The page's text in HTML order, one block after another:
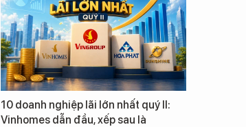
10 doanh nghiệp lãi lớn nhất quý II:
Vinhomes dẫn đầu, xếp sau là